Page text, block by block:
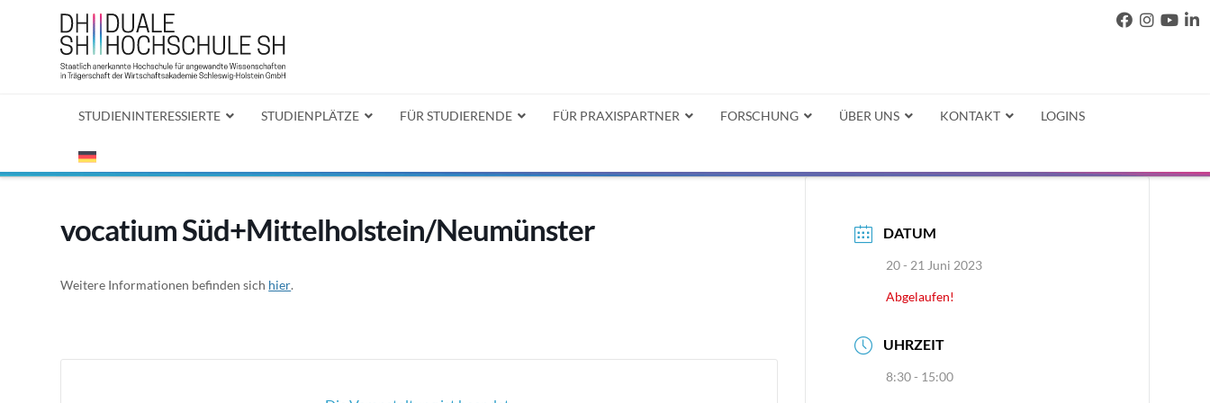
STUDIENINTERESSIERTE STUDIENPLÄTZE FÜR STUDIERENDE FÜR PRAXISPARTNER FORSCHUNG ÜBER UNS KONTAKT LOGINS
vocatium Süd+Mittelholstein/Neumünster
Weitere Informationen befinden sich hier.
DATUM
20 - 21 Juni 2023
Abgelaufen!
UHRZEIT
8:30 - 15:00